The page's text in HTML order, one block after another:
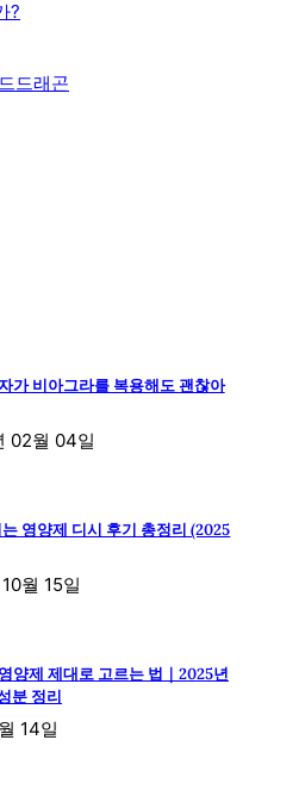
?
드래곤
가 비아그라를 복용해도 괜찮아
02월 04일
영양제 디시 후기 총정리 (2025
월 15일
양제 제대로 고르는 법｜2025년
분 정리
14일